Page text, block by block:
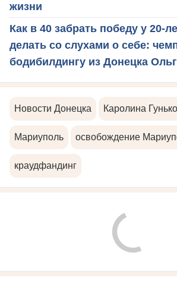
жизни
Как в 40 забрать победу у 20-
делать со слухами о себе:
бодибилдингу из Донецка
Новости Донецка Каролина Гунько
Мариуполь освобождение
краудфандинг